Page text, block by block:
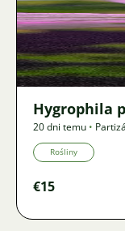
Hygrophila
20 dni temu •
Rośliny
€15